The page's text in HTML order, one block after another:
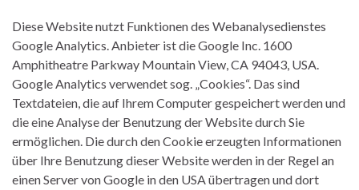
Diese Website nutzt Funktionen des Webanalysedienstes
Google Analytics. Anbieter ist die Google Inc. 1600
Amphitheatre Parkway Mountain View, CA 94043, USA.
Google Analytics verwendet sog. „Cookies“. Das sind
Textdateien, die auf Ihrem Computer gespeichert werden und
die eine Analyse der Benutzung der Website durch Sie
ermöglichen. Die durch den Cookie erzeugten Informationen
über Ihre Benutzung dieser Website werden in der Regel an
einen Server von Google in den USA übertragen und dort